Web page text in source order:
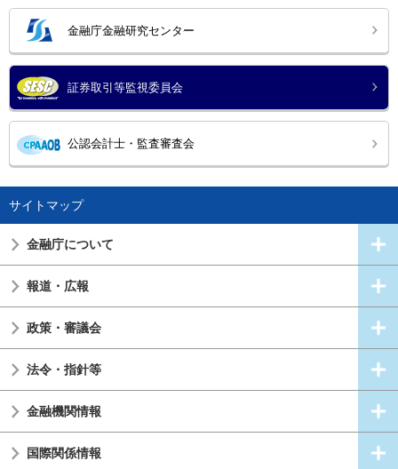
金融庁金融研究センター
証券取引等監視委員会
公認会計士・監査審査会
サイトマップ
金融庁について
報道・広報
政策・審議会
法令・指針等
金融機関情報
国際関係情報